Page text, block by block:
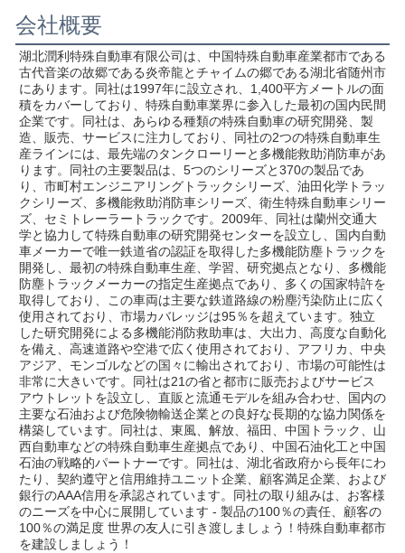
会社概要
湖北潤利特殊自動車有限公司は、中国特殊自動車産業都市である
古代音楽の故郷である炎帝龍とチャイムの郷である湖北省随州市
にあります。同社は1997年に設立され、1,400平方メートルの面
積をカバーしており、特殊自動車業界に参入した最初の国内民間
企業です。同社は、あらゆる種類の特殊自動車の研究開発、製
造、販売、サービスに注力しており、同社の2つの特殊自動車生
産ラインには、最先端のタンクローリーと多機能救助消防車があ
ります。同社の主要製品は、5つのシリーズと370の製品であ
り、市町村エンジニアリングトラックシリーズ、油田化学トラッ
クシリーズ、多機能救助消防車シリーズ、衛生特殊自動車シリー
ズ、セミトレーラートラックです。2009年、同社は蘭州交通大
学と協力して特殊自動車の研究開発センターを設立し、国内自動
車メーカーで唯一鉄道省の認証を取得した多機能防塵トラックを
開発し、最初の特殊自動車生産、学習、研究拠点となり、多機能
防塵トラックメーカーの指定生産拠点であり、多くの国家特許を
取得しており、この車両は主要な鉄道路線の粉塵汚染防止に広く
使用されており、市場カバレッジは95％を超えています。独立
した研究開発による多機能消防救助車は、大出力、高度な自動化
を備え、高速道路や空港で広く使用されており、アフリカ、中央
アジア、モンゴルなどの国々に輸出されており、市場の可能性は
非常に大きいです。同社は21の省と都市に販売およびサービス
アウトレットを設立し、直販と流通モデルを組み合わせ、国内の
主要な石油および危険物輸送企業との良好な長期的な協力関係を
構築しています。同社は、東風、解放、福田、中国トラック、山
西自動車などの特殊自動車生産拠点であり、中国石油化工と中国
石油の戦略的パートナーです。同社は、湖北省政府から長年にわ
たり、契約遵守と信用維持ユニット企業、顧客満足企業、および
銀行のAAA信用を承認されています。同社の取り組みは、お客様
のニーズを中心に展開しています - 製品の100％の責任、顧客の
100％の満足度 世界の友人に引き渡しましょう！特殊自動車都市
を建設しましょう！